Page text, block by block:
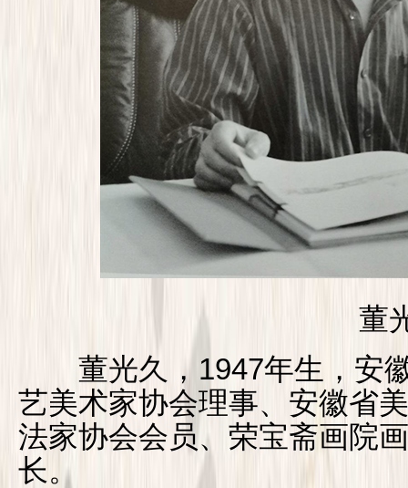
董
董光久，1947年生，安
艺美术家协会理事、安徽省
法家协会会员、荣宝斋画院
长。